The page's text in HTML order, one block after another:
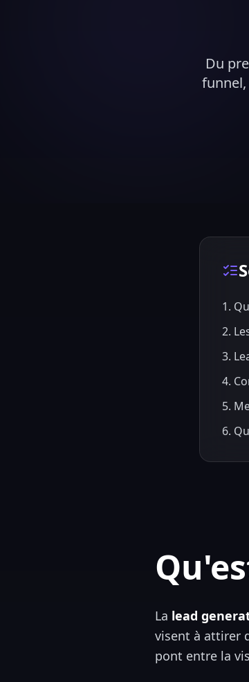
Du
1.
2.
3.
4.
5.
6.
La lead
visent à attirer
pont entre la